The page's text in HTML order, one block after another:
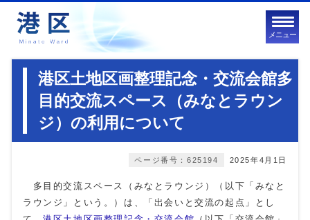
メニュー
港区土地区画整理記念・交流会館多
目的交流スペース（みなとラウン
ジ）の利用について
2025年4月1日
ページ番号：625194
多目的交流スペース（みなとラウンジ）（以下「みなと
ラウンジ」という。）は、「出会いと交流の起点」とし